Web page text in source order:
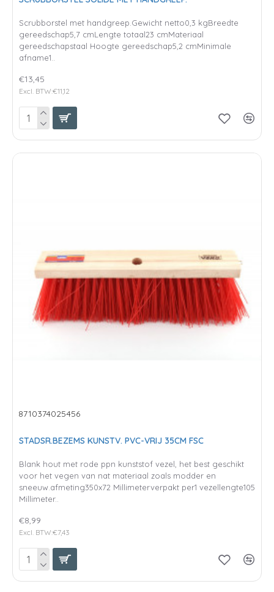
Scrubborstel met handgreep.Gewicht netto0,3 kgBreedte
gereedschap5,7 cmLengte totaal23 cmMateriaal
gereedschapstaal Hoogte gereedschap5,2 cmMinimale
afname1..
€13,45
Excl. BTW:€11,12
8710374025456
STADSR.BEZEMS KUNSTV. PVC-VRIJ 35CM FSC
Blank hout met rode ppn kunststof vezel, het best geschikt
voor het vegen van nat materiaal zoals modder en
sneeuw.afmeting350x72 Millimeterverpakt per1 vezellengte105
Millimeter..
€8,99
Excl. BTW:€7,43